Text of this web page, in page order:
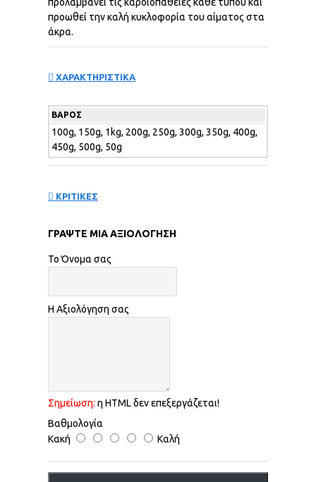
προωθεί την καλή κυκλοφορία του αίματος στα
άκρα.
ΧΑΡΑΚΤΗΡΙΣΤΙΚΑ
ΒΆΡΟΣ
100g, 150g, 1kg, 200g, 250g, 300g, 350g, 400g,
450g, 500g, 50g
ΚΡΙΤΙΚΕΣ
ΓΡΆΨΤΕ ΜΙΑ ΑΞΙΟΛΌΓΗΣΗ
Το Όνομα σας
Η Αξιολόγηση σας
Σημείωση: η HTML δεν επεξεργάζεται!
Βαθμολογία
Κακή
Καλή